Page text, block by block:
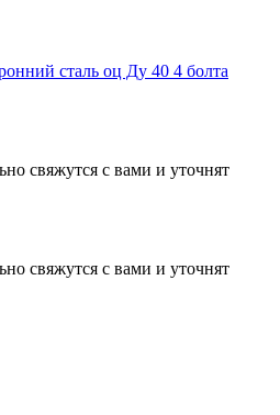
сталь оц Ду 40 4 болта
свяжутся с вами и уточнят
свяжутся с вами и уточнят